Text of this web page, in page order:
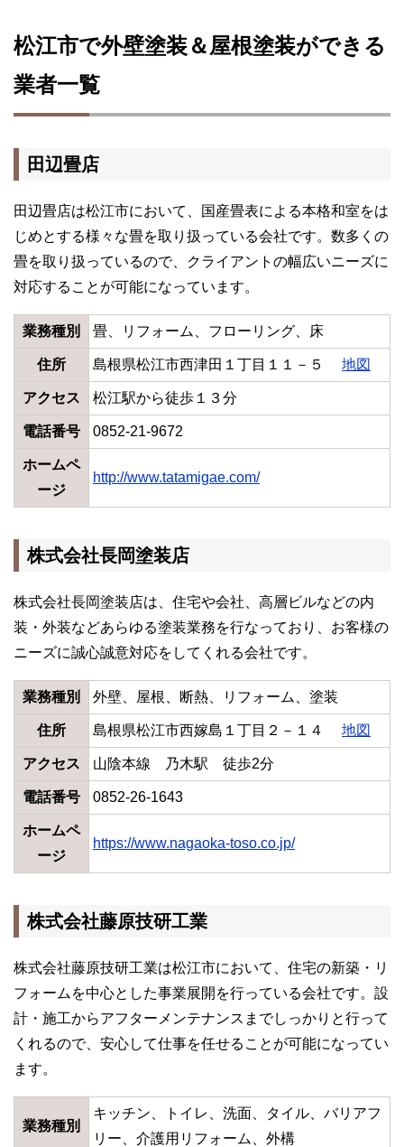
松江市で外壁塗装＆屋根塗装ができる
業者一覧
田辺畳店
田辺畳店は松江市において、国産畳表による本格和室をは
じめとする様々な畳を取り扱っている会社です。数多くの
畳を取り扱っているので、クライアントの幅広いニーズに
対応することが可能になっています。
業務種別 畳、リフォーム、フローリング、床
住所 島根県松江市西津田１丁目１１－５ 地図
アクセス 松江駅から徒歩１３分
電話番号 0852-21-9672
ホームペ
ージ
http://www.tatamigae.com/
株式会社長岡塗装店
株式会社長岡塗装店は、住宅や会社、高層ビルなどの内
装・外装などあらゆる塗装業務を行なっており、お客様の
ニーズに誠心誠意対応をしてくれる会社です。
業務種別 外壁、屋根、断熱、リフォーム、塗装
住所 島根県松江市西嫁島１丁目２－１４ 地図
アクセス 山陰本線 乃木駅 徒歩2分
電話番号 0852-26-1643
ホームペ
ージ
https://www.nagaoka-toso.co.jp/
株式会社藤原技研工業
株式会社藤原技研工業は松江市において、住宅の新築・リ
フォームを中心とした事業展開を行っている会社です。設
計・施工からアフターメンテナンスまでしっかりと行って
くれるので、安心して仕事を任せることが可能になってい
ます。
業務種別
キッチン、トイレ、洗面、タイル、バリアフ
リー、介護用リフォーム、外構